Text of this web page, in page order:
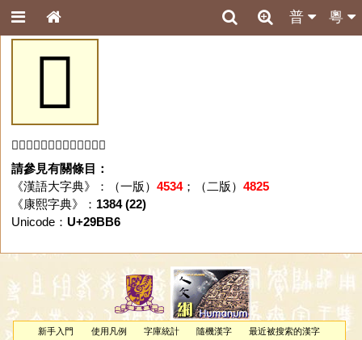
粵
普
𩮶
「𩮶」字未收錄於本資料庫。
請參見有關條目：
《漢語大字典》：（一版） 4534；（二版） 4825
《康熙字典》： 1384 (22)
Unicode： U+29BB6
新手入門 使用凡例 字庫統計 隨機漢字
最近被搜索的漢字